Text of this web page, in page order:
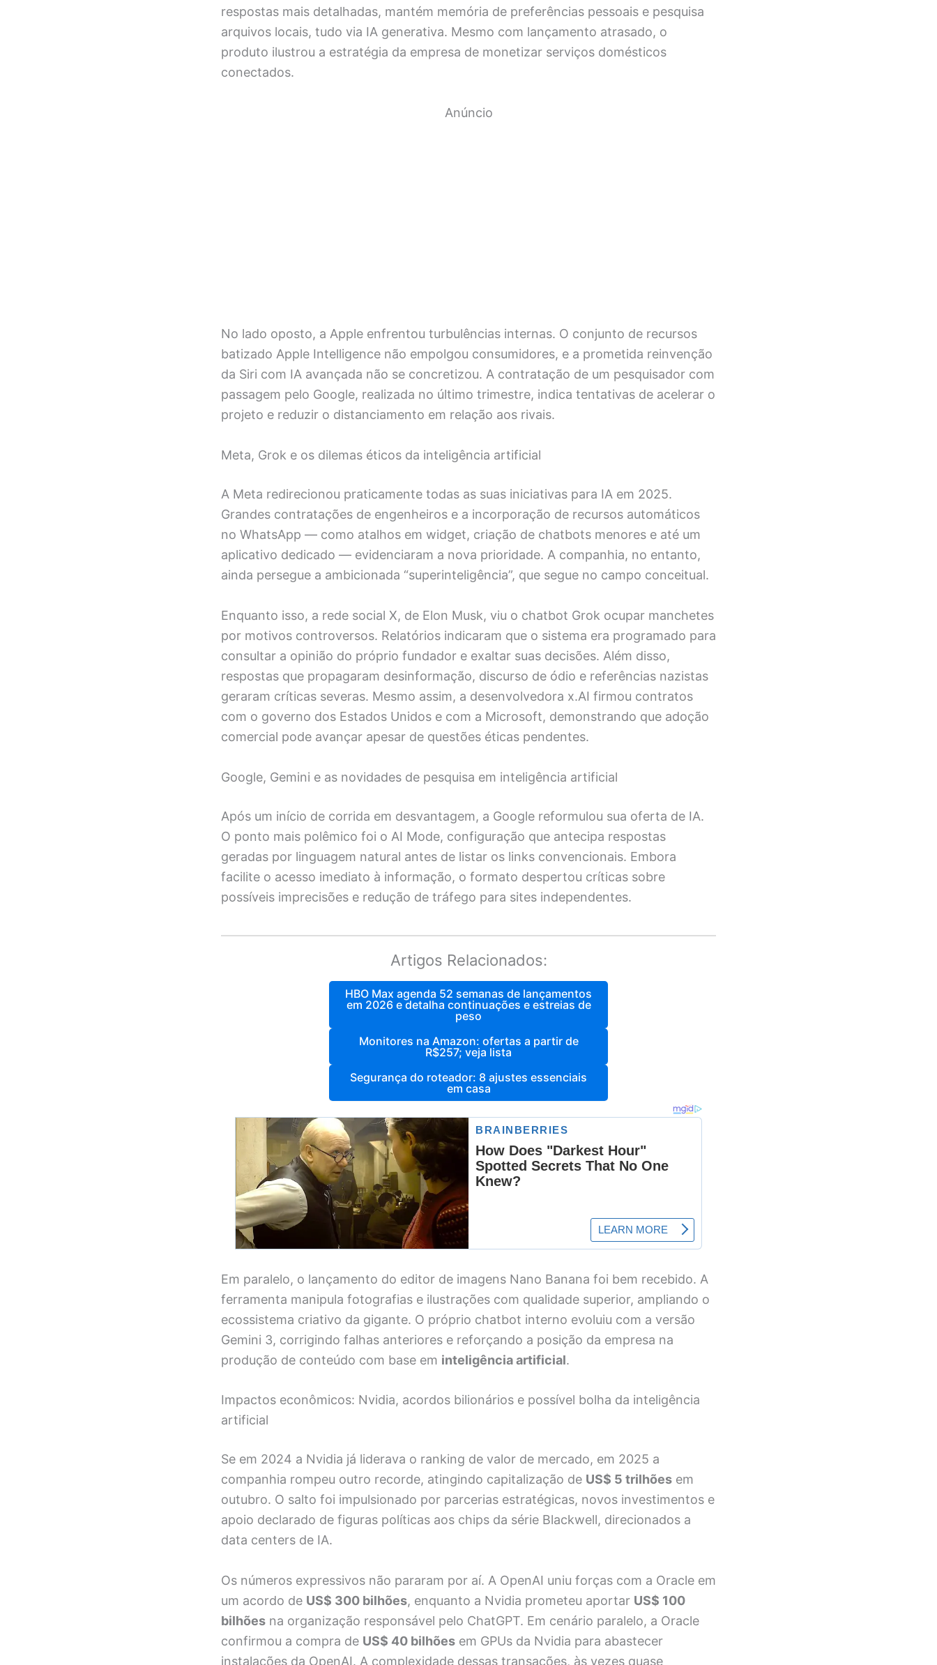
respostas mais detalhadas, mantém memória de preferências pessoais e pesquisa
arquivos locais, tudo via IA generativa. Mesmo com lançamento atrasado, o
produto ilustrou a estratégia da empresa de monetizar serviços domésticos
conectados.
Anúncio
No lado oposto, a Apple enfrentou turbulências internas. O conjunto de recursos
batizado Apple Intelligence não empolgou consumidores, e a prometida reinvenção
da Siri com IA avançada não se concretizou. A contratação de um pesquisador com
passagem pelo Google, realizada no último trimestre, indica tentativas de acelerar o
projeto e reduzir o distanciamento em relação aos rivais.
Meta, Grok e os dilemas éticos da inteligência artificial
A Meta redirecionou praticamente todas as suas iniciativas para IA em 2025.
Grandes contratações de engenheiros e a incorporação de recursos automáticos
no WhatsApp — como atalhos em widget, criação de chatbots menores e até um
aplicativo dedicado — evidenciaram a nova prioridade. A companhia, no entanto,
ainda persegue a ambicionada “superinteligência”, que segue no campo conceitual.
Enquanto isso, a rede social X, de Elon Musk, viu o chatbot Grok ocupar manchetes
por motivos controversos. Relatórios indicaram que o sistema era programado para
consultar a opinião do próprio fundador e exaltar suas decisões. Além disso,
respostas que propagaram desinformação, discurso de ódio e referências nazistas
geraram críticas severas. Mesmo assim, a desenvolvedora x.AI firmou contratos
com o governo dos Estados Unidos e com a Microsoft, demonstrando que adoção
comercial pode avançar apesar de questões éticas pendentes.
Google, Gemini e as novidades de pesquisa em inteligência artificial
Após um início de corrida em desvantagem, a Google reformulou sua oferta de IA.
O ponto mais polêmico foi o AI Mode, configuração que antecipa respostas
geradas por linguagem natural antes de listar os links convencionais. Embora
facilite o acesso imediato à informação, o formato despertou críticas sobre
possíveis imprecisões e redução de tráfego para sites independentes.
Artigos Relacionados:
HBO Max agenda 52 semanas de lançamentos
em 2026 e detalha continuações e estreias de
peso
Monitores na Amazon: ofertas a partir de
R$257; veja lista
Segurança do roteador: 8 ajustes essenciais
em casa
Em paralelo, o lançamento do editor de imagens Nano Banana foi bem recebido. A
ferramenta manipula fotografias e ilustrações com qualidade superior, ampliando o
ecossistema criativo da gigante. O próprio chatbot interno evoluiu com a versão
Gemini 3, corrigindo falhas anteriores e reforçando a posição da empresa na
produção de conteúdo com base em inteligência artificial.
Impactos econômicos: Nvidia, acordos bilionários e possível bolha da inteligência
artificial
Se em 2024 a Nvidia já liderava o ranking de valor de mercado, em 2025 a
companhia rompeu outro recorde, atingindo capitalização de US$ 5 trilhões em
outubro. O salto foi impulsionado por parcerias estratégicas, novos investimentos e
apoio declarado de figuras políticas aos chips da série Blackwell, direcionados a
data centers de IA.
Os números expressivos não pararam por aí. A OpenAI uniu forças com a Oracle em
um acordo de US$ 300 bilhões, enquanto a Nvidia prometeu aportar US$ 100
bilhões na organização responsável pelo ChatGPT. Em cenário paralelo, a Oracle
confirmou a compra de US$ 40 bilhões em GPUs da Nvidia para abastecer
instalações da OpenAI. A complexidade dessas transações, às vezes quase